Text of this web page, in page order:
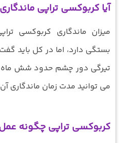
آیا کربوکسی تراپی
میزان ماندگاری کربوکسی
بستگی دارد، اما در کل باید
تیرگی دور چشم حدود شش ماه
می توانید مدت زمان ماندگاری آن
کربوکسی تراپی چگونه